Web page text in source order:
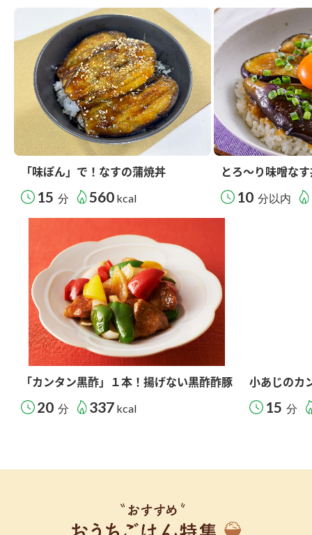
「味ぽん」で！なすの蒲焼丼
15 分 560 kcal
とろ～り味噌な
10 分以内
「カンタン黒酢」１本！揚げない黒酢酢豚
20 分 337 kcal
小あじのカ
15 分